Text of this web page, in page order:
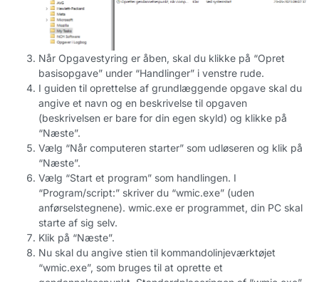
Når Opgavestyring er åben, skal du klikke på “Opret
basisopgave” under “Handlinger” i venstre rude.
I guiden til oprettelse af grundlæggende opgave skal du
angive et navn og en beskrivelse til opgaven
(beskrivelsen er bare for din egen skyld) og klikke på
“Næste”.
Vælg “Når computeren starter” som udløseren og klik på
“Næste”.
Vælg “Start et program” som handlingen. I
“Program/script:” skriver du “wmic.exe” (uden
anførselstegnene). wmic.exe er programmet, din PC skal
starte af sig selv.
Klik på “Næste”.
Nu skal du angive stien til kommandolinjeværktøjet
“wmic.exe”, som bruges til at oprette et